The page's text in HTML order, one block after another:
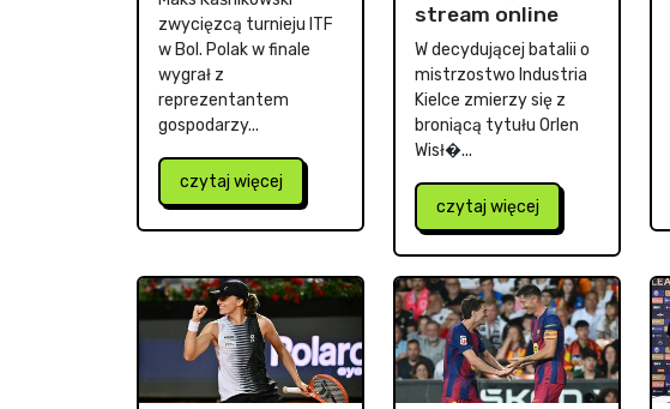
zwycięzcą turnieju ITF
w Bol. Polak w finale
wygrał z
reprezentantem
gospodarzy...
czytaj więcej
stream online
W decydującej batalii o
mistrzostwo Industria
Kielce zmierzy się z
broniącą tytułu Orlen
Wisł�...
czytaj więcej